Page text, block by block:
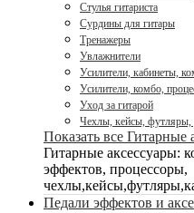
Стулья гитариста
Сурдины для гитары
Тренажеры
Увлажнители
Усилители, кабинеты,
Усилители, комбо,
Уход за гитарой
Чехлы, кейсы, футляры,
Показать все Гитарные
Гитарные аксессуары:
эффектов, процессоры,
Педали эффектов и